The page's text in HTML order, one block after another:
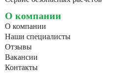
О компании
О компании
Наши специалисты
Отзывы
Вакансии
Контакты